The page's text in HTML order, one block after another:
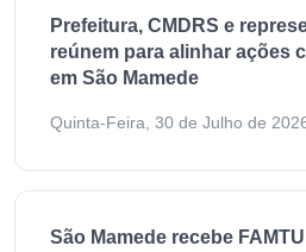
Prefeitura, CMDRS e
reúnem para alinhar ações
em São Mamede
Quinta-Feira, 30 de Julho de
São Mamede recebe